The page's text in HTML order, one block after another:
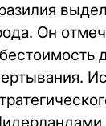
Он